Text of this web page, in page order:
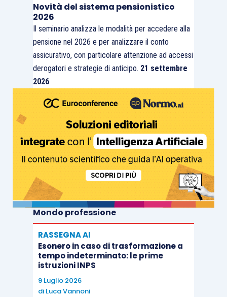
Novità del sistema pensionistico
2026
Il seminario analizza le modalità per accedere alla
pensione nel 2026 e per analizzare il conto
assicurativo, con particolare attenzione ad accessi
derogatori e strategie di anticipo. 21 settembre
2026
Mondo professione
RASSEGNA AI
Esonero in caso di trasformazione a
tempo indeterminato: le prime
istruzioni INPS
9 Luglio 2026
di Luca Vannoni